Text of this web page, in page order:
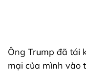
Ông Trump đã tái
mại của mình vào